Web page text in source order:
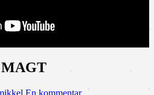
MAGT
En kommentar